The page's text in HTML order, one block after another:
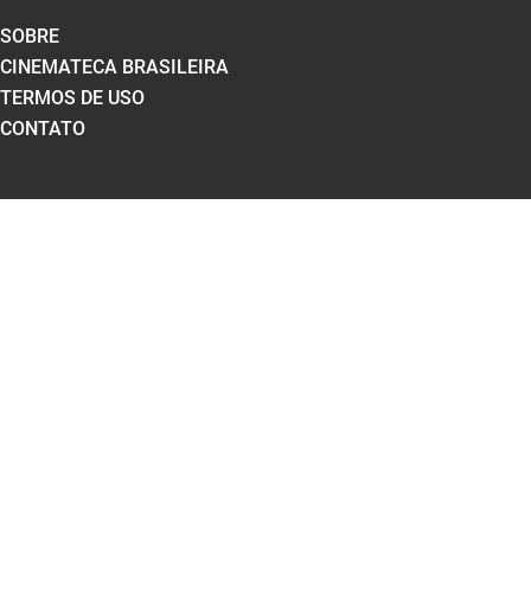
SOBRE
CINEMATECA BRASILEIRA
TERMOS DE USO
CONTATO